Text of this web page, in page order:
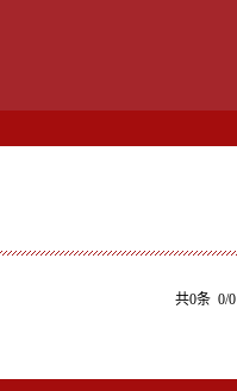
共0条 0/0